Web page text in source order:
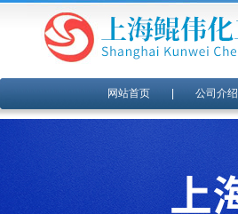
网站首页| 公司介绍